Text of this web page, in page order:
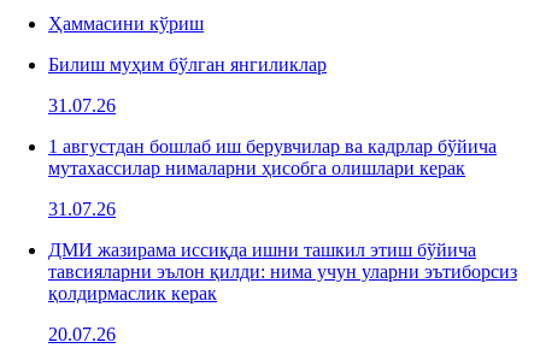
Ҳаммасини кўриш
Билиш муҳим бўлган янгиликлар
31.07.26
1 августдан бошлаб иш берувчилар ва кадрлар бўйича
мутахассилар нималарни ҳисобга олишлари керак
31.07.26
ДМИ жазирама иссиқда ишни ташкил этиш бўйича
тавсияларни эълон қилди: нима учун уларни эътиборсиз
қолдирмаслик керак
20.07.26